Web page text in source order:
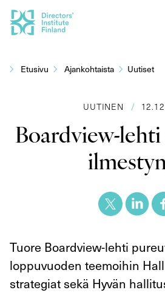
sisältöön
Etusivu Ajankohtaista Uutiset
UUTINEN /
Boardview-lehti
Tuore Boardview-lehti
loppuvuoden teemoihin
strategiat sekä Hyvän